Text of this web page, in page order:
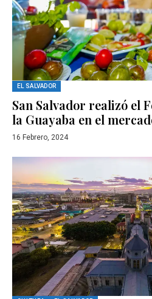
EL SALVADOR
San Salvador realizó el
la Guayaba en el
16 Febrero, 2024